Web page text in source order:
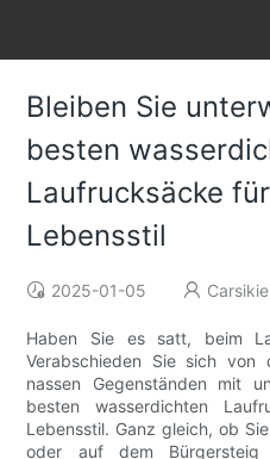
Bleiben Sie
besten
Laufrucksäcke
Lebensstil
2025-01-05
Haben Sie es satt, beim
Verabschieden Sie sich von
nassen Gegenständen mit
besten wasserdichten
Lebensstil. Ganz gleich, ob
oder auf dem